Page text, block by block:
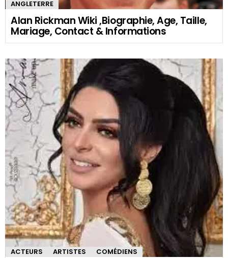
ANGLETERRE
Alan Rickman Wiki ,Biographie, Age, Taille,
Mariage, Contact & Informations
ACTEURS ARTISTES COMÉDIENS